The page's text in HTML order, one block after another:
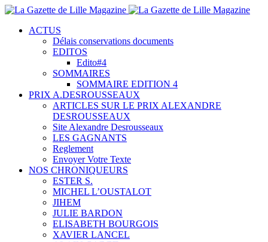
ACTUS
Délais conservations documents
EDITOS
Edito#4
SOMMAIRES
SOMMAIRE EDITION 4
PRIX A.DESROUSSEAUX
ARTICLES SUR LE PRIX ALEXANDRE
DESROUSSEAUX
Site Alexandre Desrousseaux
LES GAGNANTS
Reglement
Envoyer Votre Texte
NOS CHRONIQUEURS
ESTER S.
MICHEL L’OUSTALOT
JIHEM
JULIE BARDON
ELISABETH BOURGOIS
XAVIER LANCEL